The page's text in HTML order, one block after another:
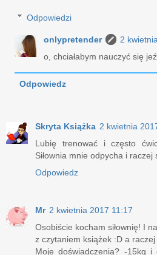
Odpowiedzi
onlypretender
2
o, chciałabym nauczyć się
Odpowiedz
Skryta Książka 2 kwietnia
Lubię trenować i często
Siłownia mnie odpycha i
Odpowiedz
Mr 2 kwietnia 2017 11:17
Osobiście kocham siłownię! I
z czytaniem książek :D a raczej
Moje doświadczenia? -15kg